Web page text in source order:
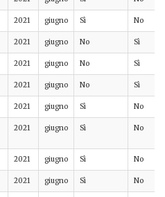
2021 giugno Sì No
2021 giugno No Sì
2021 giugno No Sì
2021 giugno No Sì
2021 giugno Sì No
2021 giugno Sì No
2021 giugno Sì No
2021 giugno Sì No